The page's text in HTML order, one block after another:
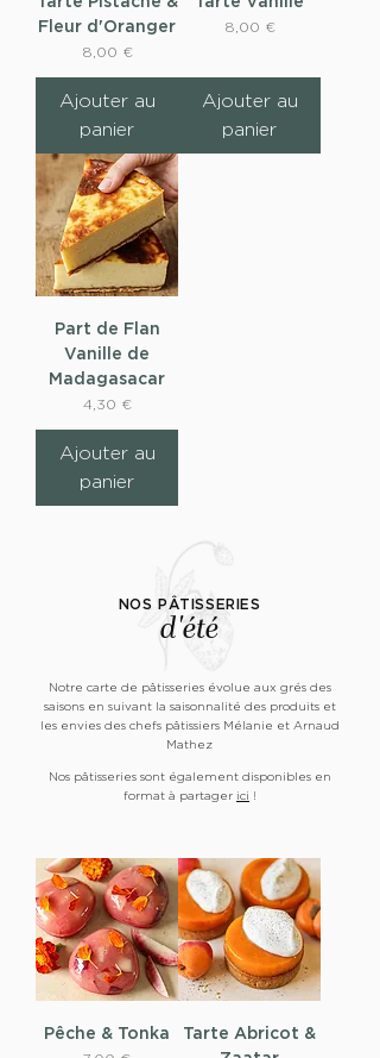
Fleur d'Oranger
Prix
8,00 €
Ajouter au
panier
Prix
8,00 €
Ajouter au
panier
Part de Flan
Vanille de
Madagasacar
Prix
4,30 €
Ajouter au
panier
NOS PÂTISSERIES
d'été
Notre carte de pâtisseries évolue aux grés des
saisons en suivant la saisonnalité des produits et
les envies des chefs pâtissiers Mélanie et Arnaud
Mathez
Nos pâtisseries sont également disponibles en
format à partager ici !
Pêche & Tonka
Tarte Abricot &